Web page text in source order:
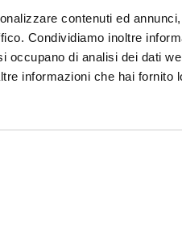
contenuti ed
Condividiamo inoltre
occupano di analisi dei dati
informazioni che hai fornito
o la tua